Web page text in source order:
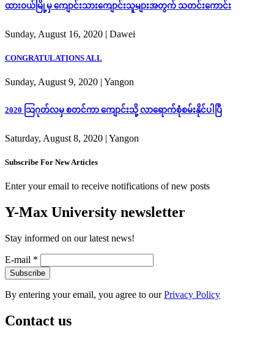
ထားဝယ်မြို့မှ ကျောင်းသားကျောင်းသူများအတွက် သတင်းကောင်း
Sunday, August 16, 2020 | Dawei
CONGRATULATIONS ALL
Sunday, August 9, 2020 | Yangon
2020 သြဂုတ်လမှ စတင်ကာ ကျောင်းသို့ လာရောက်စုံစမ်းနိုင်ပါပြီ
Saturday, August 8, 2020 | Yangon
Subscribe For New Articles
Enter your email to receive notifications of new posts
Y-Max University newsletter
Stay informed on our latest news!
E-mail *
By entering your email, you agree to ourPrivacy Policy
Contact us